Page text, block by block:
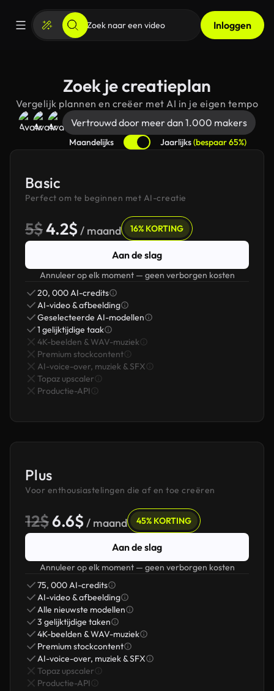
Inloggen
Zoek je creatieplan
Vergelijk plannen en creëer met AI in je eigen tempo
Vertrouwd door meer dan 1.000 makers
Maandelijks Jaarlijks(bespaar 65%)
Basic
Perfect om te beginnen met AI-creatie
5$4.2$ / maand 16% KORTING
Aan de slag
Annuleer op elk moment — geen verborgen kosten
20, 000 AI-credits
AI-video & afbeelding
Geselecteerde AI-modellen
1 gelijktijdige taak
4K-beelden & WAV-muziek
Premium stockcontent
AI-voice-over, muziek & SFX
Topaz upscaler
Productie-API
Plus
Voor enthousiastelingen die af en toe creëren
12$6.6$ / maand 45% KORTING
Aan de slag
Annuleer op elk moment — geen verborgen kosten
75, 000 AI-credits
AI-video & afbeelding
Alle nieuwste modellen
3 gelijktijdige taken
4K-beelden & WAV-muziek
Premium stockcontent
AI-voice-over, muziek & SFX
Topaz upscaler
Productie-API